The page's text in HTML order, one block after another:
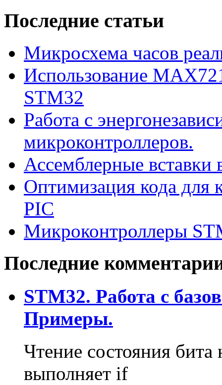
Последние статьи
Микросхема часов
Использование
STM32
Работа с
микроконтроллеров.
Ассемблерные вставки
Оптимизация кода для
PIC
Микроконтроллеры
Последние
STM32. Работа с
Примеры.
Чтение состояния
выполняет if